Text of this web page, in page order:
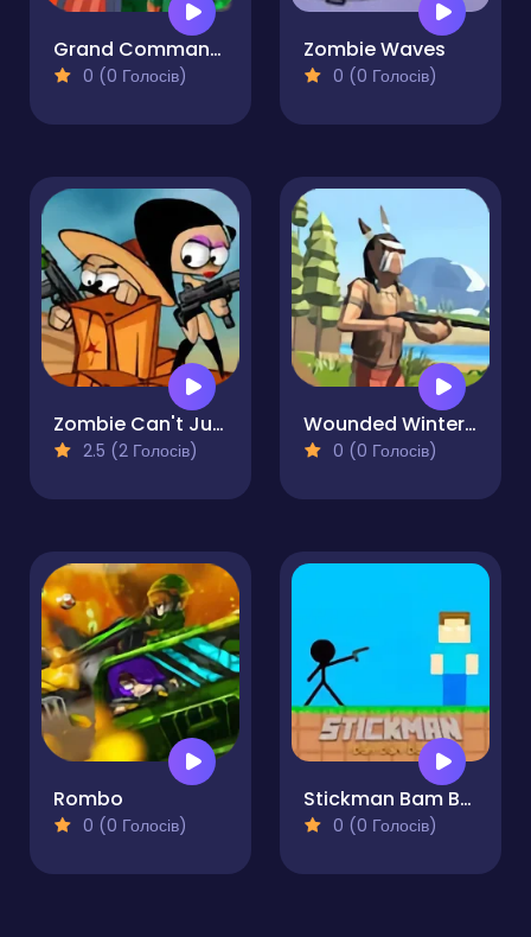
Grand Commander
0 (0 Голосів)
Zombie Waves
0 (0 Голосів)
Zombie Can't Jump
2.5 (2 Голосів)
Wounded Winter A Lakota Story
0 (0 Голосів)
Rombo
0 (0 Голосів)
Stickman Bam Bam Bam
0 (0 Голосів)